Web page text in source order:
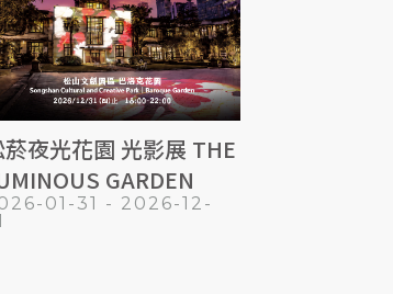
菸夜光花園 光影展 THE
GARDEN
01-31 - 2026-12-